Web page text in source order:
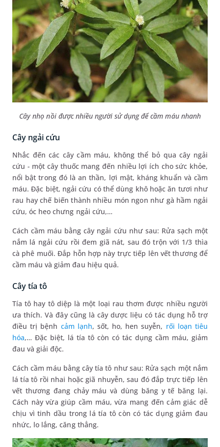
Cây nhọ nồi được nhiều người sử dụng để cầm máu nhanh
Cây ngải cứu
Nhắc đến các cây cầm máu, không thể bỏ qua cây ngải
cứu - một cây thuốc mang đến nhiều lợi ích cho sức khỏe,
nổi bật trong đó là an thần, lợi mật, kháng khuẩn và cầm
máu. Đặc biệt, ngải cứu có thể dùng khô hoặc ăn tươi như
rau hay chế biến thành nhiều món ngon như gà hầm ngải
cứu, óc heo chưng ngải cứu,…
Cách cầm máu bằng cây ngải cứu như sau: Rửa sạch một
nắm lá ngải cứu rồi đem giã nát, sau đó trộn với 1/3 thìa
cà phê muối. Đắp hỗn hợp này trực tiếp lên vết thương để
cầm máu và giảm đau hiệu quả.
Cây tía tô
Tía tô hay tô diệp là một loại rau thơm được nhiều người
ưa thích. Và đây cũng là cây dược liệu có tác dụng hỗ trợ
điều trị bệnh cảm lạnh, sốt, ho, hen suyễn, rối loạn tiêu
hóa,… Đặc biệt, lá tía tô còn có tác dụng cầm máu, giảm
đau và giải độc.
Cách cầm máu bằng cây tía tô như sau: Rửa sạch một nắm
lá tía tô rồi nhai hoặc giã nhuyễn, sau đó đắp trực tiếp lên
vết thương đang chảy máu và dùng băng y tế băng lại.
Cách này vừa giúp cầm máu, vừa mang đến cảm giác dễ
chịu vì tinh dầu trong lá tía tô còn có tác dụng giảm đau
nhức, lo lắng, căng thẳng.